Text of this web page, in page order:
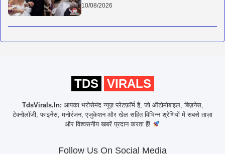
10/08/2026
TDS VIRALS
TdsVirals.In: आपका भरोसेमंद न्यूज़ प्लेटफ़ॉर्म है, जो ऑटोमोबाइल, बिज़नेस,
टेक्नोलॉजी, फाइनेंस, मनोरंजन, एजुकेशन और खेल सहित विभिन्न श्रेणियों में सबसे ताज़ा
और विश्वसनीय खबरें प्रदान करता हैं!
Follow Us On Social Media